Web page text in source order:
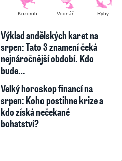
Kozoroh Vodnář Ryby
Výklad andělských karet na
srpen: Tato 3 znamení čeká
nejnáročnější období. Kdo
bude…
Velký horoskop financí na
srpen: Koho postihne krize a
kdo získá nečekané
bohatství?